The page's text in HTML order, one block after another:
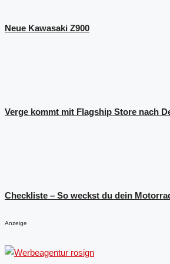
Neue Kawasaki Z900
Verge kommt mit Flagship Store nach
Checkliste – So weckst du dein
Anzeige